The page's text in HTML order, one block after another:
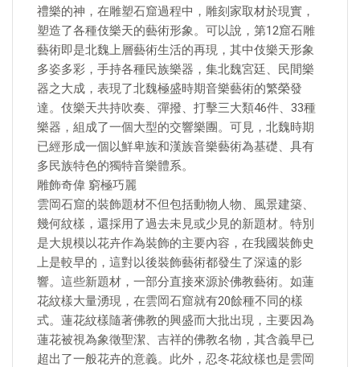
禮樂的神，在雕塑石窟過程中，雕刻家取材於現實，
塑造了各種伎樂天的藝術形象。可以說，第12窟石雕
藝術即是北魏上層藝術生活的再現，其中伎樂天形象
多姿多彩，手持各種民族樂器，集北魏宮廷、民間樂
器之大成，表現了北魏極盛時期音樂藝術的繁榮發
達。伎樂天共持吹奏、彈撥、打擊三大類46件、33種
樂器，組成了一個大型的交響樂團。可見，北魏時期
已經形成一個以鮮卑族和漢族音樂藝術為基礎、具有
多民族特色的獨特音樂體系。
雕飾奇偉 窮極巧麗
雲岡石窟的裝飾題材不但包括動物人物、風景建築、
幾何紋樣，還採用了過去未見或少見的新題材。特別
是大規模以花卉作為裝飾的主要內容，在我國裝飾史
上是較早的，這對以後裝飾藝術都發生了深遠的影
響。這些新題材，一部分直接來源於佛教藝術。如蓮
花紋樣大量湧現，在雲岡石窟就有20餘種不同的樣
式。蓮花紋樣隨著佛教的興盛而大批出現，主要因為
蓮花被視為象徵聖潔、吉祥的佛教名物，其含義早已
超出了一般花卉的意義。此外，忍冬花紋樣也是雲岡